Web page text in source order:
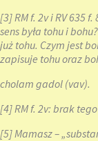
[3] RM f. 2v i RV 635
sens była tohu i
już tohu. Czym jest
zapisuje tohu oraz
cholam gadol (vav).
[4] RM f. 2v: brak
[5] Mamasz –